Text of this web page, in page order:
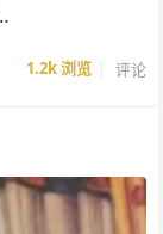
1.2k浏览 评论